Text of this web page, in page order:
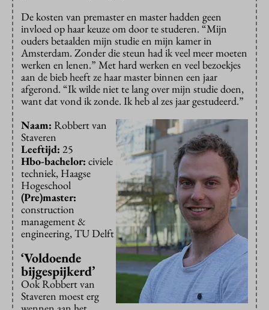
De kosten van premaster en master hadden geen
invloed op haar keuze om door te studeren. “Mijn
ouders betaalden mijn studie en mijn kamer in
Amsterdam. Zonder die steun had ik veel meer moeten
werken en lenen.” Met hard werken en veel bezoekjes
aan de bieb heeft ze haar master binnen een jaar
afgerond. “Ik wilde niet te lang over mijn studie doen,
want dat vond ik zonde. Ik heb al zes jaar gestudeerd.”
Naam: Robbert van
Staveren
Leeftijd: 25
Hbo-bachelor: civiele
techniek, Haagse
Hogeschool
(Pre)master:
construction
management &
engineering, TU Delft
‘Voldoende
bijgespijkerd’
Ook Robbert van
Staveren moest erg